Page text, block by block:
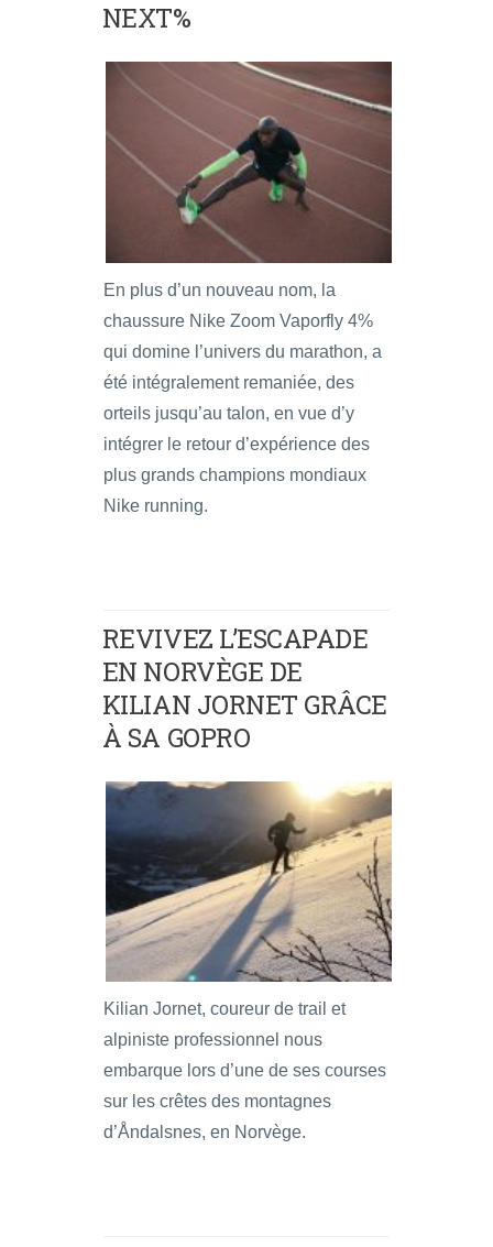
NEXT%
En plus d’un nouveau nom, la
chaussure Nike Zoom Vaporfly 4%
qui domine l’univers du marathon, a
été intégralement remaniée, des
orteils jusqu’au talon, en vue d’y
intégrer le retour d’expérience des
plus grands champions mondiaux
Nike running.
REVIVEZ L’ESCAPADE
EN NORVÈGE DE
KILIAN JORNET GRÂCE
À SA GOPRO
Kilian Jornet, coureur de trail et
alpiniste professionnel nous
embarque lors d’une de ses courses
sur les crêtes des montagnes
d’Åndalsnes, en Norvège.